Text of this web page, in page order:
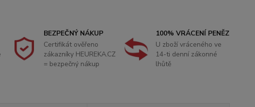
BEZPEČNÝ NÁKUP
Certifikát ověřeno
zákazníky HEUREKA.CZ
= bezpečný nákup
100% VRÁCENÍ PENĚZ
U zboží vráceného ve
14-ti denní zákonné
lhůtě